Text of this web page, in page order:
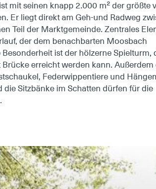
mit seinen knapp 2.000 m² der größte
Er liegt direkt am Geh-und Radweg
Teil der Marktgemeinde. Zentrales
der dem benachbarten Moosbach
ist der hölzerne Spielturm,
erreicht werden kann. Außerdem
Federwippentiere und
Sitzbänke im Schatten dürfen für die